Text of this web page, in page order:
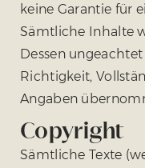
keine Garantie für
Sämtliche Inhalte
Dessen
Richtigkeit,
Angaben
Copyright
Sämtliche Texte